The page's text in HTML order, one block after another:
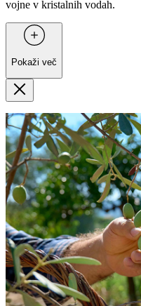
vojne v kristalnih vodah.
Pokaži več